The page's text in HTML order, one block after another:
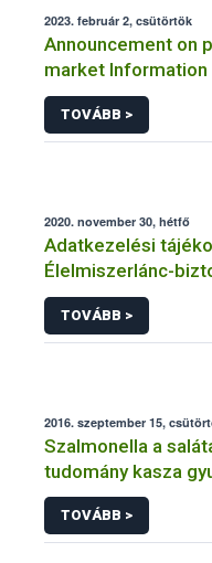
2023. február 2, csütörtök
Announcement on
market
FERTILIZER and
TOVÁBB >
2020. november 30, hétfő
Adatkezelési
Élelmiszerlánc-
visszaélés-
adatkezeléséhez
TOVÁBB >
2016. szeptember 15,
Szalmonella a
tudomány kasza
lépfene
TOVÁBB >